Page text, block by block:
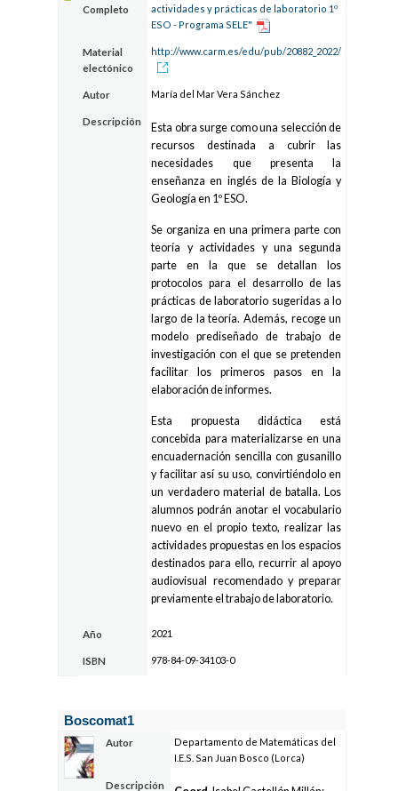
Completo
actividades y prácticas de laboratorio 1º
ESO - Programa SELE"
Material
electónico
http://www.carm.es/edu/pub/20882_2022/
Autor María del Mar Vera Sánchez
Descripción
Esta obra surge como una selección de
recursos destinada a cubrir las
necesidades que presenta la
enseñanza en inglés de la Biología y
Geología en 1º ESO.
Se organiza en una primera parte con
teoría y actividades y una segunda
parte en la que se detallan los
protocolos para el desarrollo de las
prácticas de laboratorio sugeridas a lo
largo de la teoría. Además, recoge un
modelo prediseñado de trabajo de
investigación con el que se pretenden
facilitar los primeros pasos en la
elaboración de informes.
Esta propuesta didáctica está
concebida para materializarse en una
encuadernación sencilla con gusanillo
y facilitar así su uso, convirtiéndolo en
un verdadero material de batalla. Los
alumnos podrán anotar el vocabulario
nuevo en el propio texto, realizar las
actividades propuestas en los espacios
destinados para ello, recurrir al apoyo
audiovisual recomendado y preparar
previamente el trabajo de laboratorio.
Año 2021
ISBN 978-84-09-34103-0
Boscomat1
Autor
Departamento de Matemáticas del
I.E.S. San Juan Bosco (Lorca)
Descripción